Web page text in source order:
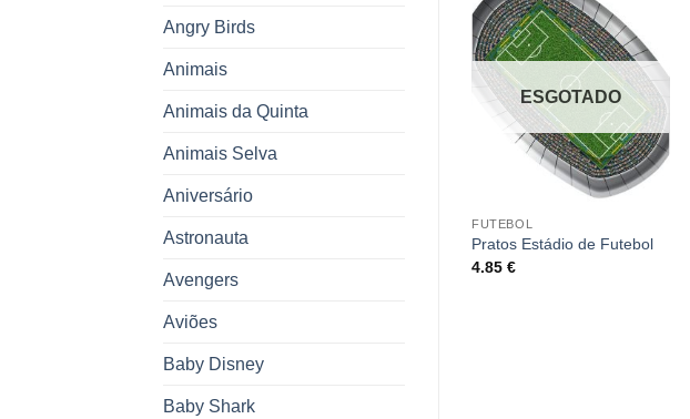
Angry Birds
Animais
Animais da Quinta
Animais Selva
Aniversário
Astronauta
Avengers
Aviões
Baby Disney
Baby Shark
ESGOTADO
FUTEBOL
Pratos Estádio de Futebol
4.85€
ESGOTADO
Prato p Rosa